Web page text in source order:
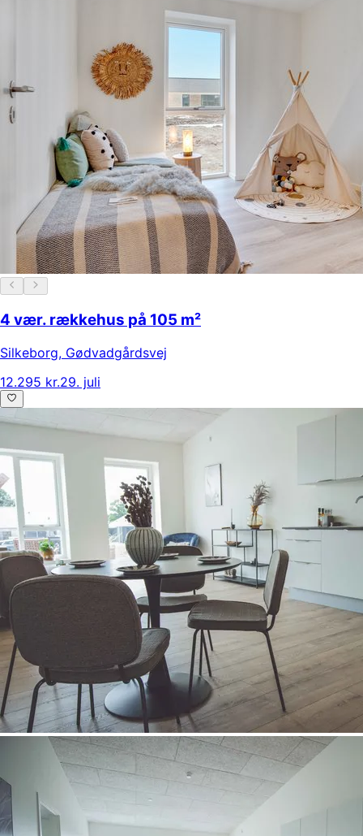
4 vær. rækkehus på 105 m²
Silkeborg, Gødvadgårdsvej
12.295 kr.29. juli